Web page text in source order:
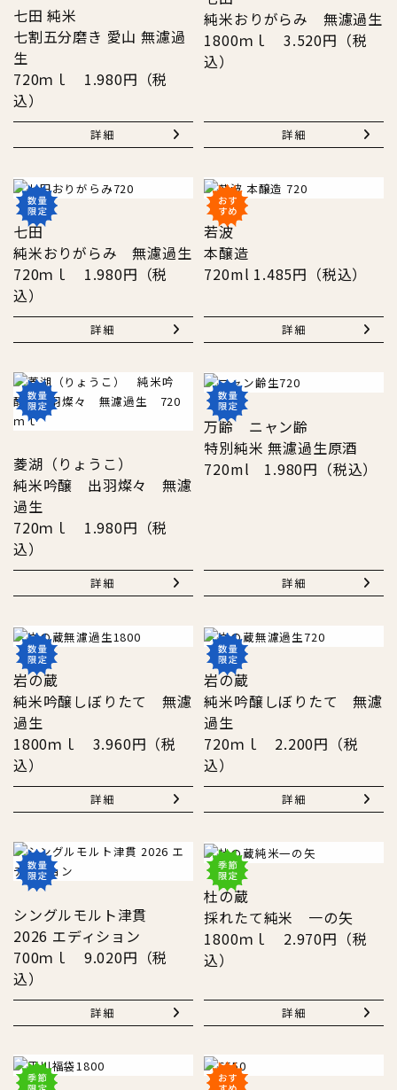
七田 純米
七割五分磨き 愛山 無濾過
生
720ｍｌ 1.980円（税
込）
詳細
純米おりがらみ 無濾過生
1800ｍｌ 3.520円（税
込）
詳細
七田
純米おりがらみ 無濾過生
720ｍｌ 1.980円（税
込）
詳細
若波
本醸造
720ml 1.485円（税込）
詳細
菱湖（りょうこ）
純米吟醸 出羽燦々 無濾
過生
720ｍｌ 1.980円（税
込）
詳細
万齢 ニャン齢
特別純米 無濾過生原酒
720ml 1.980円（税込）
詳細
岩の蔵
純米吟醸しぼりたて 無濾
過生
1800ｍｌ 3.960円（税
込）
詳細
岩の蔵
純米吟醸しぼりたて無濾
過生
720ｍｌ 2.200円（税
込）
詳細
シングルモルト津貫
2026 エディション
700ｍｌ 9.020円（税
込）
詳細
杜の蔵
採れたて純米 一の矢
1800ｍｌ 2.970円（税
込）
詳細